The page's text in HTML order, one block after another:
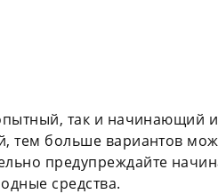
так и начинающий
тем больше вариантов
предупреждайте
средства.